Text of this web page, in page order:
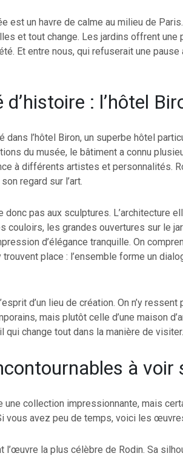
est un havre de calme au milieu de
et tout change. Les jardins offrent une
Et entre nous, qui refuserait une pause
: l’hôtel
dans l’hôtel Biron, un superbe hôtel
du musée, le bâtiment a connu
à différents artistes et personnalités.
regard sur l’art.
donc pas aux sculptures. L’architecture
couloirs, les grandes ouvertures sur le
d’élégance tranquille. On
place : l’ensemble forme un
d’un lieu de création. On n’y ressent
mais plutôt celle d’une maison
qui change tout dans la manière de visiter.
à voir
une collection impressionnante, mais
vous avez peu de temps, voici les
l’œuvre la plus célèbre de Rodin. Sa